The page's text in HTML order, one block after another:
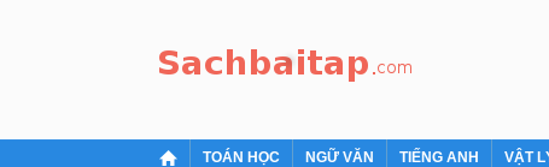
TOÁN HỌC NGỮ VĂN TIẾNG ANH VẬT